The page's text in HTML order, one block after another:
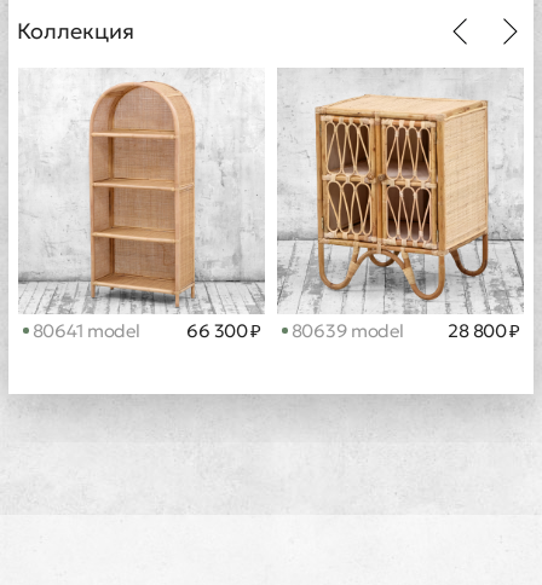
Коллекция
80641 model 66 300 ₽ 80639 model 28 800 ₽